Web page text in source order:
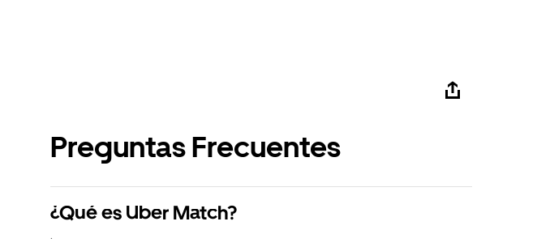
Preguntas Frecuentes
¿Qué es Uber Match?
.